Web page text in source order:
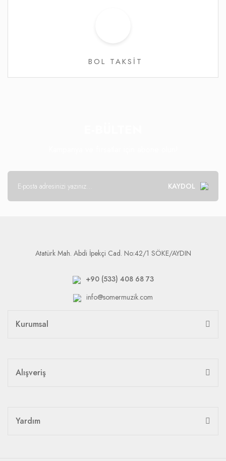
BOL TAKSİT
KAYDOL
Atatürk Mah. Abdi İpekçi Cad. No:42/1 SÖKE/AYDIN
+90 (533) 408 68 73
info@somermuzik.com
Kurumsal
Alışveriş
Yardım